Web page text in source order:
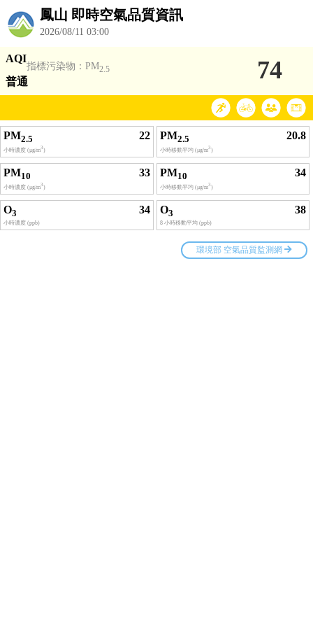
鳳山 即時空氣品質資訊
2026/08/11 03:00
AQI
指標污染物：PM2.5
普通 74
PM2.5 22
小時濃度 (μg/m3)
PM2.5 20.8
小時移動平均 (μg/m3)
PM10 33
小時濃度 (μg/m3)
PM10 34
小時移動平均 (μg/m3)
O3 34
小時濃度 (ppb)
O3 38
8 小時移動平均 (ppb)
環境部 空氣品質監測網